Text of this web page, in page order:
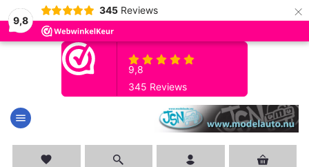
9,8
345 Reviews ×
menu
favorite